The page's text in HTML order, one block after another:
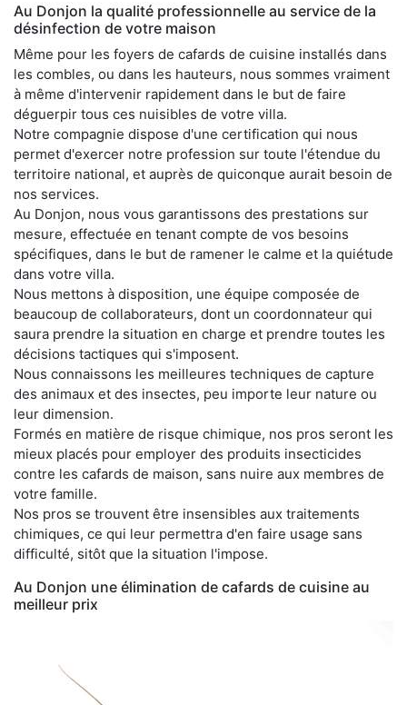
Au Donjon la qualité professionnelle au service de la
désinfection de votre maison
Même pour les foyers de cafards de cuisine installés dans
les combles, ou dans les hauteurs, nous sommes vraiment
à même d'intervenir rapidement dans le but de faire
déguerpir tous ces nuisibles de votre villa.
Notre compagnie dispose d'une certification qui nous
permet d'exercer notre profession sur toute l'étendue du
territoire national, et auprès de quiconque aurait besoin de
nos services.
Au Donjon, nous vous garantissons des prestations sur
mesure, effectuée en tenant compte de vos besoins
spécifiques, dans le but de ramener le calme et la quiétude
dans votre villa.
Nous mettons à disposition, une équipe composée de
beaucoup de collaborateurs, dont un coordonnateur qui
saura prendre la situation en charge et prendre toutes les
décisions tactiques qui s'imposent.
Nous connaissons les meilleures techniques de capture
des animaux et des insectes, peu importe leur nature ou
leur dimension.
Formés en matière de risque chimique, nos pros seront les
mieux placés pour employer des produits insecticides
contre les cafards de maison, sans nuire aux membres de
votre famille.
Nos pros se trouvent être insensibles aux traitements
chimiques, ce qui leur permettra d'en faire usage sans
difficulté, sitôt que la situation l'impose.
Au Donjon une élimination de cafards de cuisine au
meilleur prix